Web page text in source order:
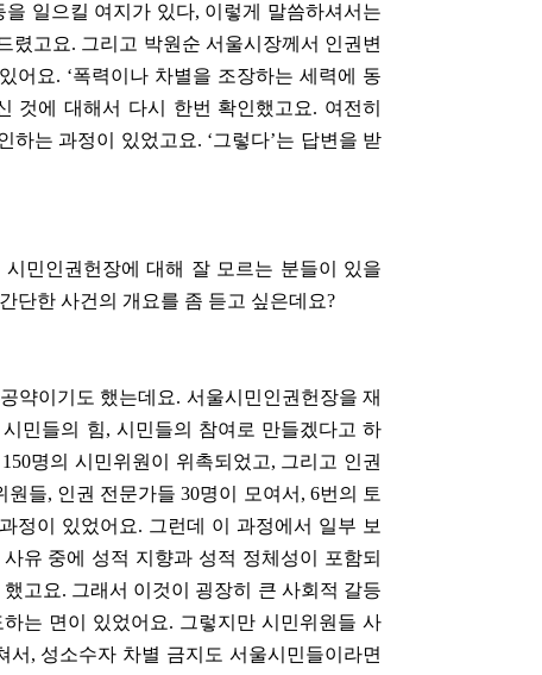
일으킬 여지가 있다, 이렇게 말씀하셔서는
렸고요. 그리고 박원순 서울시장께서 인권변
어요. ‘폭력이나 차별을 조장하는 세력에 동
것에 대해서 다시 한번 확인했고요. 여전히
하는 과정이 있었고요. ‘그렇다’는 답변을 받
민인권헌장에 대해 잘 모르는 분들이 있을
단한 사건의 개요를 좀 듣고 싶은데요?
약이기도 했는데요. 서울시민인권헌장을 재
민들의 힘, 시민들의 참여로 만들겠다고 하
명의 시민위원이 위촉되었고, 그리고 인권
들, 인권 전문가들 30명이 모여서, 6번의 토
정이 있었어요. 그런데 이 과정에서 일부 보
유 중에 성적 지향과 성적 정체성이 포함되
고요. 그래서 이것이 굉장히 큰 사회적 갈등
는 면이 있었어요. 그렇지만 시민위원들 사
서, 성소수자 차별 금지도 서울시민들이라면